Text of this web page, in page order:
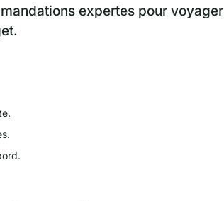
expertes pour voyager